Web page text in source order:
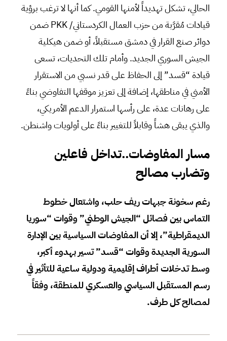
الحالي، تشكل تهديداً لأمنها القومي. كما أنها لا ترغب برؤية
قيادات مُقرَّبة من حزب العمال الكردستاني/ PKK ضمن
دوائر صنع القرار في دمشق مستقبلاً، أو ضمن هيكلية
الجيش السوري الجديد. وأمام تلك التحديات، تسعى
قيادة “قسد” إلى الحفاظ على قدر نسبي من الاستقرار
الأمني في مناطقها، إضافة إلى تعزيز موقفها التفاوضي بناءً
على رهانات عدة، على رأسها استمرار الدعم الأمريكي،
والذي يبقى هشاً وقابلاً للتغيير بناءً على أولويات واشنطن.
مسار المفاوضات..تداخل فاعلين
وتضارب مصالح
رغم سخونة جبهات ريف حلب، واشتعال خطوط
التماس بين فصائل “الجيش الوطني” وقوات “سوريا
الديمقراطية”، إلا أن المفاوضات السياسية بين الإدارة
السورية الجديدة وقوات “قسد” تسير بهدوء أكبر،
وسط تدخلات أطراف إقليمية ودولية ساعية للتأثير في
رسم المستقبل السياسي والعسكري للمنطقة، وفقاً
لمصالح كل طرف.